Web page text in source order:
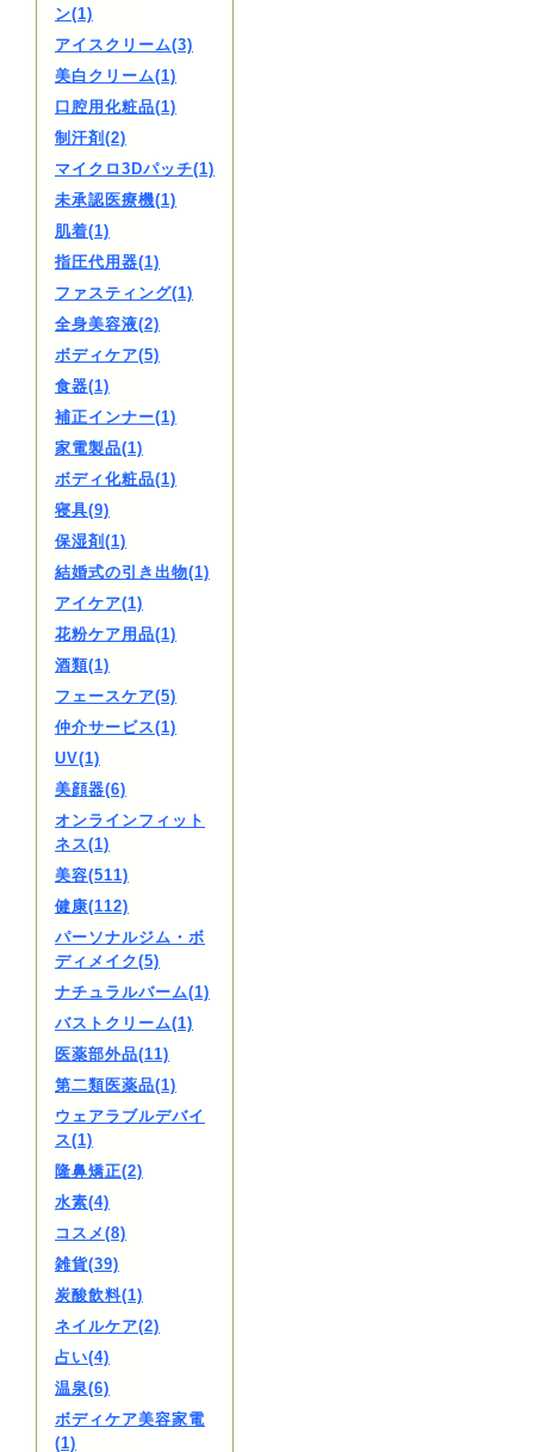
ン(1)
アイスクリーム(3)
美白クリーム(1)
口腔用化粧品(1)
制汗剤(2)
マイクロ3Dパッチ(1)
未承認医療機(1)
肌着(1)
指圧代用器(1)
ファスティング(1)
全身美容液(2)
ボディケア(5)
食器(1)
補正インナー(1)
家電製品(1)
ボディ化粧品(1)
寝具(9)
保湿剤(1)
結婚式の引き出物(1)
アイケア(1)
花粉ケア用品(1)
酒類(1)
フェースケア(5)
仲介サービス(1)
UV(1)
美顔器(6)
オンラインフィット
ネス(1)
美容(511)
健康(112)
パーソナルジム・ボ
ディメイク(5)
ナチュラルバーム(1)
バストクリーム(1)
医薬部外品(11)
第二類医薬品(1)
ウェアラブルデバイ
ス(1)
隆鼻矯正(2)
水素(4)
コスメ(8)
雑貨(39)
炭酸飲料(1)
ネイルケア(2)
占い(4)
温泉(6)
ボディケア美容家電
(1)